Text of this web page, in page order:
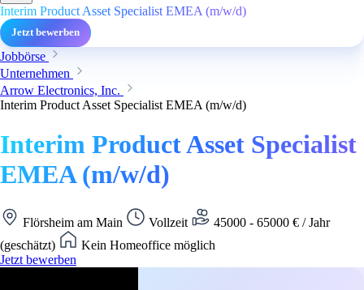
Interim Product Asset Specialist EMEA (m/w/d)
Jetzt bewerben
Jobbörse
Unternehmen
Arrow Electronics, Inc.
Interim Product Asset Specialist EMEA (m/w/d)
Interim Product Asset Specialist
EMEA (m/w/d)
Flörsheim am Main Vollzeit
45000 - 65000 € / Jahr
(geschätzt)
Kein Homeoffice möglich
Jetzt bewerben